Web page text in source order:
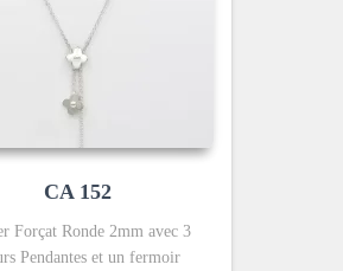
CA 152
Forçat Ronde 2mm avec 3
Pendantes et un fermoir